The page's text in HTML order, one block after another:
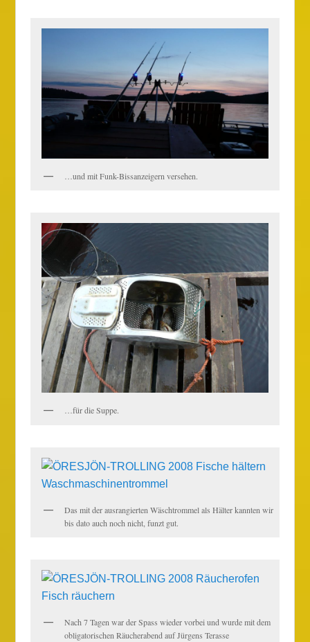
…und mit Funk-Bissanzeigern versehen.
…für die Suppe.
Das mit der ausrangierten Wäschtrommel als Hälter kannten wir
bis dato auch noch nicht, funzt gut.
Nach 7 Tagen war der Spass wieder vorbei und wurde mit dem
obligatorischen Räucherabend auf Jürgens Terasse